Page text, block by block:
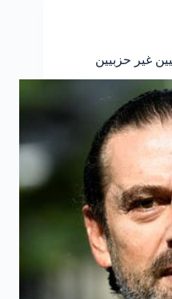
غير حزبيين